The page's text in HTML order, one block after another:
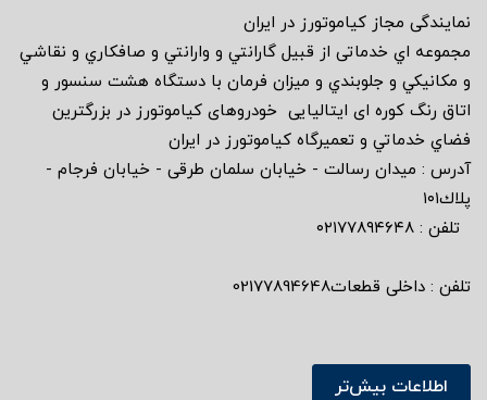
نمايندگى مجاز كياموتورز در ايران
مجموعه اي خدماتى از قبيل گارانتي و وارانتي و صافكاري و نقاشي
و مكانيكي و جلوبندي و ميزان فرمان با دستگاه هشت سنسور و
اتاق رنگ كوره اى ايتاليايى خودروهاى كياموتورز در بزرگترين
فضاي خدماتي و تعميرگاه كياموتورز در ايران
آدرس : ميدان رسالت - خيابان سلمان طرقى - خيابان فرجام -
پلاك١٠١
تلفن : ٠٢١٧٧٨٩٤٦٤٨
تلفن : داخلی قطعات02177894648
اطلاعات بیش‌تر